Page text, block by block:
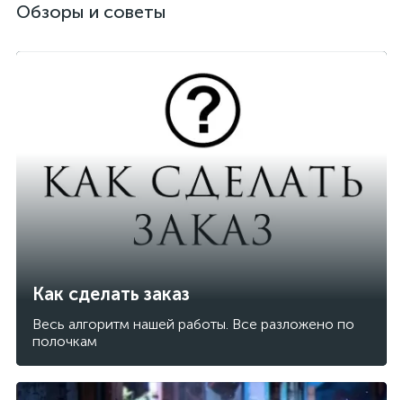
Обзоры и советы
Как сделать заказ
Весь алгоритм нашей работы. Все разложено по
полочкам